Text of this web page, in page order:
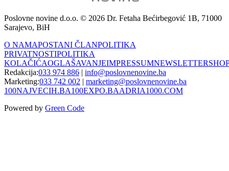
Poslovne novine d.o.o. © 2026 Dr. Fetaha Bećirbegović 1B, 71000
Sarajevo, BiH
O NAMAPOSTANI ČLANPOLITIKA
PRIVATNOSTIPOLITIKA
KOLAČIĆAOGLAŠAVANJEIMPRESSUMNEWSLETTER
Redakcija:033 974 886 | info@poslovnenovine.ba
Marketing:033 742 002 | marketing@poslovnenovine.ba
100NAJVECIH.BA100EXPO.BAADRIA1000.COM
Powered by Green Code